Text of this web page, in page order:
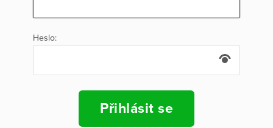
Heslo:
Přihlásit se